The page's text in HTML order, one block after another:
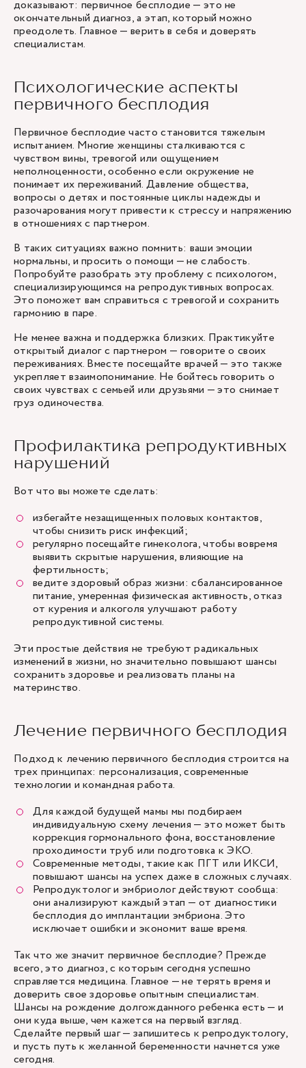
доказывают: первичное бесплодие — это не
окончательный диагноз, а этап, который можно
преодолеть. Главное — верить в себя и доверять
специалистам.
Психологические аспекты
первичного бесплодия
Первичное бесплодие часто становится тяжелым
испытанием. Многие женщины сталкиваются с
чувством вины, тревогой или ощущением
неполноценности, особенно если окружение не
понимает их переживаний. Давление общества,
вопросы о детях и постоянные циклы надежды и
разочарования могут привести к стрессу и напряжению
в отношениях с партнером.
В таких ситуациях важно помнить: ваши эмоции
нормальны, и просить о помощи — не слабость.
Попробуйте разобрать эту проблему с психологом,
специализирующимся на репродуктивных вопросах.
Это поможет вам справиться с тревогой и сохранить
гармонию в паре.
Не менее важна и поддержка близких. Практикуйте
открытый диалог с партнером — говорите о своих
переживаниях. Вместе посещайте врачей — это также
укрепляет взаимопонимание. Не бойтесь говорить о
своих чувствах с семьей или друзьями — это снимает
груз одиночества.
Профилактика репродуктивных
нарушений
Вот что вы можете сделать:
избегайте незащищенных половых контактов,
чтобы снизить риск инфекций;
регулярно посещайте гинеколога, чтобы вовремя
выявить скрытые нарушения, влияющие на
фертильность;
ведите здоровый образ жизни: сбалансированное
питание, умеренная физическая активность, отказ
от курения и алкоголя улучшают работу
репродуктивной системы.
Эти простые действия не требуют радикальных
изменений в жизни, но значительно повышают шансы
сохранить здоровье и реализовать планы на
материнство.
Лечение первичного бесплодия
Подход к лечению первичного бесплодия строится на
трех принципах: персонализация, современные
технологии и командная работа.
Для каждой будущей мамы мы подбираем
индивидуальную схему лечения — это может быть
коррекция гормонального фона, восстановление
проходимости труб или подготовка к ЭКО.
Современные методы, такие как ПГТ или ИКСИ,
повышают шансы на успех даже в сложных случаях.
Репродуктолог и эмбриолог действуют сообща:
они анализируют каждый этап — от диагностики
бесплодия до имплантации эмбриона. Это
исключает ошибки и экономит ваше время.
Так что же значит первичное бесплодие? Прежде
всего, это диагноз, с которым сегодня успешно
справляется медицина. Главное — не терять время и
доверить свое здоровье опытным специалистам.
Шансы на рождение долгожданного ребенка есть — и
они куда выше, чем кажется на первый взгляд.
Сделайте первый шаг — запишитесь к репродуктологу,
и пусть путь к желанной беременности начнется уже
сегодня.